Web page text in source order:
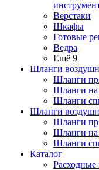
Верстаки
Шкафы
Готовые
Ведра
Ещё 9
Шланги
Шланги
Шланги на
Шланги
Шланги
Шланги
Шланги на
Шланги
Каталог
Расходные